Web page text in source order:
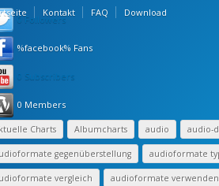
Kontakt FAQ Download
0 Followers
%facebook% Fans
0 Subscribers
0 Members
Charts Albumcharts audio audio-
gegenüberstellung audioformate
vergleich audioformate verwenden